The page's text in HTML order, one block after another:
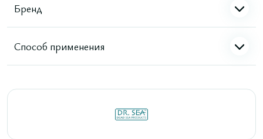
Бренд
Способ применения